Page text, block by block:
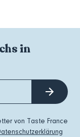
in
von Taste France